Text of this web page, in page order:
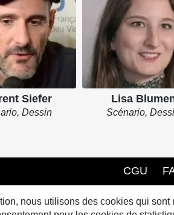
Siefer
Dessin
Lisa
Scénario,
CGU
nous utilisons des cookies qui